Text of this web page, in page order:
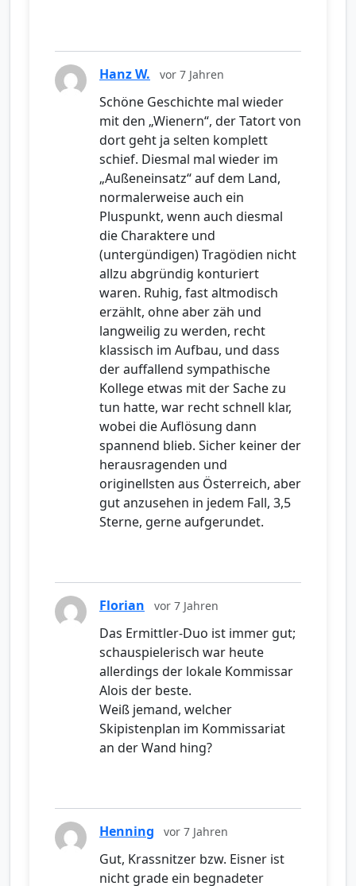
Hanz W. vor 7 Jahren
Schöne Geschichte mal wieder
mit den „Wienern“, der Tatort von
dort geht ja selten komplett
schief. Diesmal mal wieder im
„Außeneinsatz“ auf dem Land,
normalerweise auch ein
Pluspunkt, wenn auch diesmal
die Charaktere und
(untergündigen) Tragödien nicht
allzu abgründig konturiert
waren. Ruhig, fast altmodisch
erzählt, ohne aber zäh und
langweilig zu werden, recht
klassisch im Aufbau, und dass
der auffallend sympathische
Kollege etwas mit der Sache zu
tun hatte, war recht schnell klar,
wobei die Auflösung dann
spannend blieb. Sicher keiner der
herausragenden und
originellsten aus Österreich, aber
gut anzusehen in jedem Fall, 3,5
Sterne, gerne aufgerundet.
Florian vor 7 Jahren
Das Ermittler-Duo ist immer gut;
schauspielerisch war heute
allerdings der lokale Kommissar
Alois der beste.
Weiß jemand, welcher
Skipistenplan im Kommissariat
an der Wand hing?
Henning vor 7 Jahren
Gut, Krassnitzer bzw. Eisner ist
nicht grade ein begnadeter